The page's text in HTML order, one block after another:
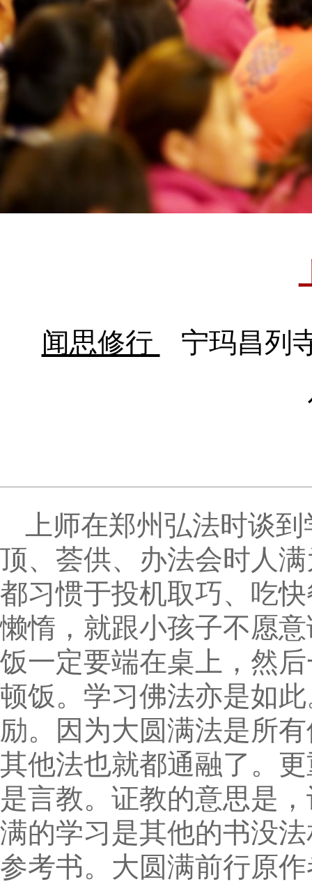
闻思修行
宁玛昌列
上师在郑州弘法时谈
顶、荟供、办法会时人
都习惯于投机取巧、吃
懒惰，就跟小孩子不愿
饭一定要端在桌上，然
顿饭。学习佛法亦是如
励。因为大圆满法是所
其他法也就都通融了。
是言教。证教的意思是
满的学习是其他的书没
参考书。大圆满前行原